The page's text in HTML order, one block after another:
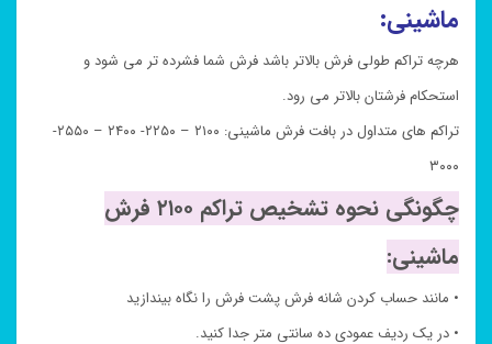
ماشینی:
هرچه تراکم طولی فرش بالاتر باشد فرش شما فشرده تر می شود و
استحکام فرشتان بالاتر می رود.
تراکم های متداول در بافت فرش ماشینی: ۲۱۰۰ – ۲۲۵۰- ۲۴۰۰ – ۲۵۵۰-
۳۰۰۰
چگونگی نحوه تشخیص تراکم ۲۱۰۰ فرش
ماشینی:
• مانند حساب کردن شانه فرش پشت فرش را نگاه بیندازید
• در یک ردیف عمودی ده سانتی متر جدا کنید.